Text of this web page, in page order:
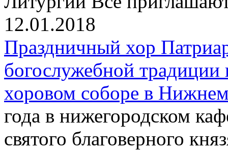
12.01.2018
Праздничный хор
богослужебной
хоровом соборе в
года в нижегородском
святого благоверного